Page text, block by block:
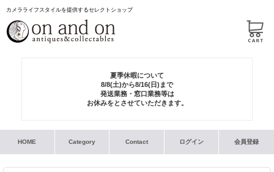
カメラライフスタイルを提供するセレクトショップ
夏季休暇について
8/8(土)から8/16(日)まで
発送業務・窓口業務等は
お休みをとさせていただきます。
HOME Category Contact ログイン 会員登録